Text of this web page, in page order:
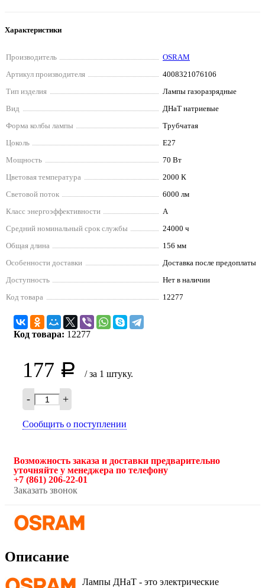
Характеристики
Производитель
OSRAM
Артикул производителя
4008321076106
Тип изделия
Лампы газоразрядные
Вид
ДНаТ натриевые
Форма колбы лампы
Трубчатая
Цоколь
E27
Мощность
70 Вт
Цветовая температура
2000 К
Световой поток
6000 лм
Класс энергоэффективности
A
Средний номинальный срок службы
24000 ч
Общая длина
156 мм
Особенности доставки
Доставка после предоплаты
Доступность
Нет в наличии
Код товара
12277
Код товара: 12277
177 Р / за 1 штуку.
- +
Сообщить о поступлении
Возможность заказа и доставки предварительно
уточняйте у менеджера по телефону
+7 (861) 206-22-01
Заказать звонок
Описание
Лампы ДНаТ - это электрические